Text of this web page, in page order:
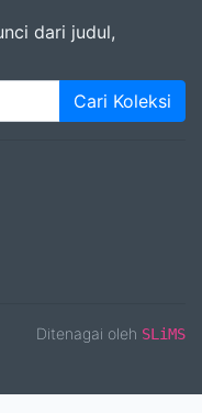
dari judul,
Cari Koleksi
Ditenagai oleh SLiMS